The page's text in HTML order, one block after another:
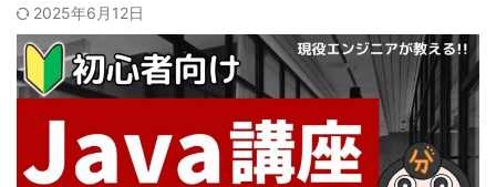
2025年6月12日